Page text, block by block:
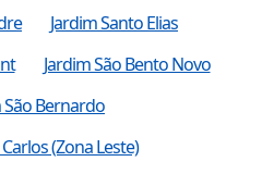
Jardim Santo Elias
Jardim São Bento Novo
São Bernardo
(Zona Leste)